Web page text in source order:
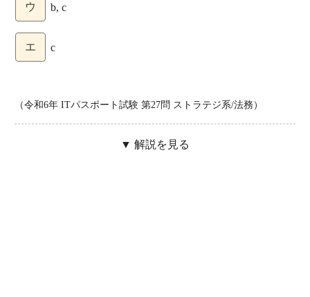
ウ b, c
エ c
（令和6年 ITパスポート試験 第27問 ストラテジ系/法務）
▼ 解説を見る